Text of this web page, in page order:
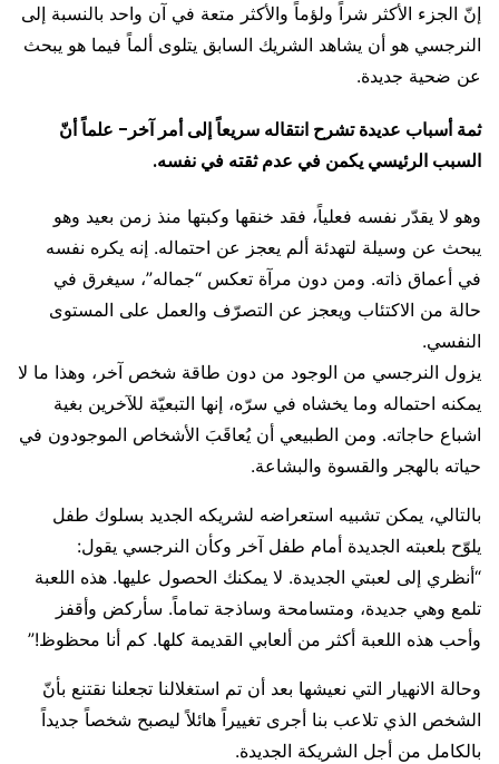
إنّ الجزء الأكثر شراً ولؤماً والأكثر متعة في آن واحد بالنسبة إلى
النرجسي هو أن يشاهد الشريك السابق يتلوى ألماً فيما هو يبحث
عن ضحية جديدة.
ثمة أسباب عديدة تشرح انتقاله سريعاً إلى أمر آخر- علماً أنّ
السبب الرئيسي يكمن في عدم ثقته في نفسه.
وهو لا يقدّر نفسه فعلياً، فقد خنقها وكبتها منذ زمن بعيد وهو
يبحث عن وسيلة لتهدئة ألم يعجز عن احتماله. إنه يكره نفسه
في أعماق ذاته. ومن دون مرآة تعكس “جماله”، سيغرق في
حالة من الاكتئاب ويعجز عن التصرّف والعمل على المستوى
النفسي.
يزول النرجسي من الوجود من دون طاقة شخص آخر، وهذا ما لا
يمكنه احتماله وما يخشاه في سرّه، إنها التبعيّة للآخرين بغية
اشباع حاجاته. ومن الطبيعي أن يُعاقَبَ الأشخاص الموجودون في
حياته بالهجر والقسوة والبشاعة.
بالتالي، يمكن تشبيه استعراضه لشريكه الجديد بسلوك طفل
يلوّح بلعبته الجديدة أمام طفل آخر وكأن النرجسي يقول:
“أنظري إلى لعبتي الجديدة. لا يمكنك الحصول عليها. هذه اللعبة
تلمع وهي جديدة، ومتسامحة وساذجة تماماً. سأركض وأقفز
وأحب هذه اللعبة أكثر من ألعابي القديمة كلها. كم أنا محظوظ!”
وحالة الانهيار التي نعيشها بعد أن تم استغلالنا تجعلنا نقتنع بأنّ
الشخص الذي تلاعب بنا أجرى تغييراً هائلاً ليصبح شخصاً جديداً
بالكامل من أجل الشريكة الجديدة.